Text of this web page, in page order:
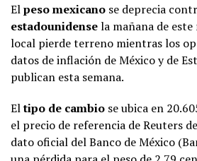
Elpeso mexicano se deprecia
estadounidensela mañana de
local pierde terreno mientras los
datos de inflación de México y de
publican esta semana.
Eltipo de cambio se ubica en
el precio de referencia de Reuters
dato oficial del Banco de México